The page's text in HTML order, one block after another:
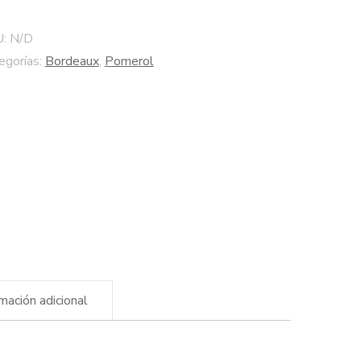
N/D
Bordeaux, Pomerol
adicional